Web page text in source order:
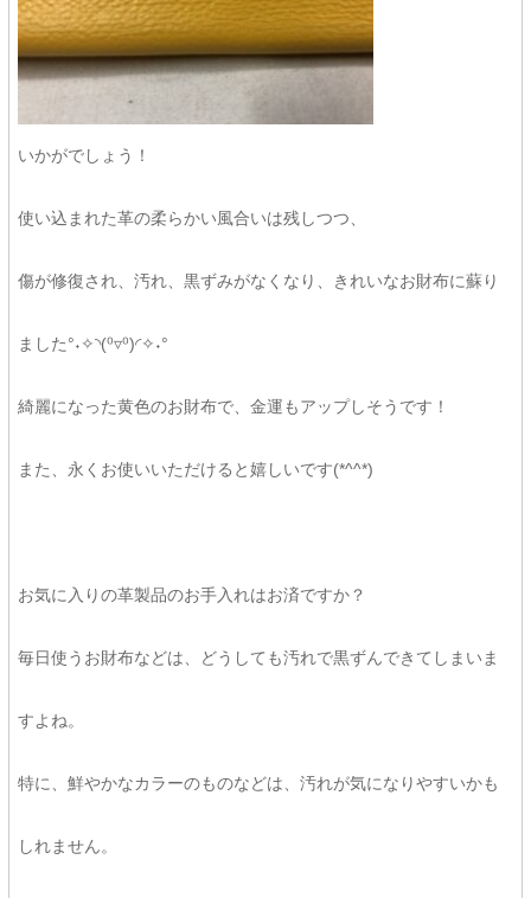
いかがでしょう！
使い込まれた革の柔らかい風合いは残しつつ、
傷が修復され、汚れ、黒ずみがなくなり、きれいなお財布に蘇り
ました°˖✧◝(⁰▿⁰)◜✧˖°
綺麗になった黄色のお財布で、金運もアップしそうです！
また、永くお使いいただけると嬉しいです(*^^*)
お気に入りの革製品のお手入れはお済ですか？
毎日使うお財布などは、どうしても汚れで黒ずんできてしまいま
すよね。
特に、鮮やかなカラーのものなどは、汚れが気になりやすいかも
しれません。